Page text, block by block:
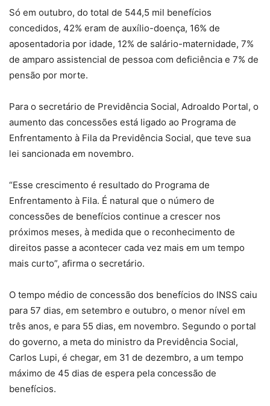
Só em outubro, do total de 544,5 mil benefícios
concedidos, 42% eram de auxílio-doença, 16% de
aposentadoria por idade, 12% de salário-maternidade, 7%
de amparo assistencial de pessoa com deficiência e 7% de
pensão por morte.
Para o secretário de Previdência Social, Adroaldo Portal, o
aumento das concessões está ligado ao Programa de
Enfrentamento à Fila da Previdência Social, que teve sua
lei sancionada em novembro.
“Esse crescimento é resultado do Programa de
Enfrentamento à Fila. É natural que o número de
concessões de benefícios continue a crescer nos
próximos meses, à medida que o reconhecimento de
direitos passe a acontecer cada vez mais em um tempo
mais curto”, afirma o secretário.
O tempo médio de concessão dos benefícios do INSS caiu
para 57 dias, em setembro e outubro, o menor nível em
três anos, e para 55 dias, em novembro. Segundo o portal
do governo, a meta do ministro da Previdência Social,
Carlos Lupi, é chegar, em 31 de dezembro, a um tempo
máximo de 45 dias de espera pela concessão de
benefícios.